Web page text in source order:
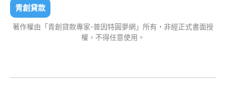
青創貸款
著作權由「青創貸款專家-普因特圓夢網」所有，非經正式書面授
權，不得任意使用。